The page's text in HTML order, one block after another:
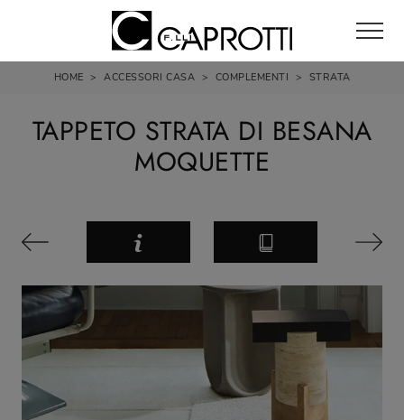
HOME > ACCESSORI CASA > COMPLEMENTI > STRATA
TAPPETO STRATA DI BESANA
MOQUETTE